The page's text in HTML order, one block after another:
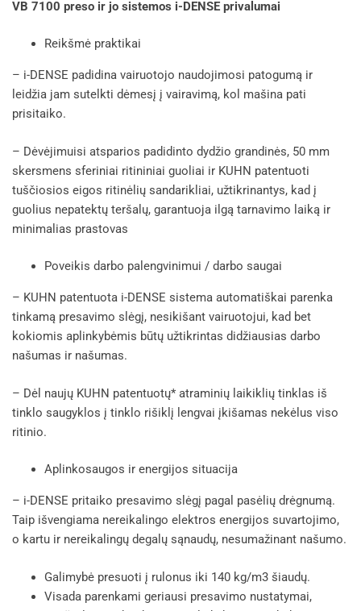
VB 7100 preso ir jo sistemos i-DENSE privalumai
Reikšmė praktikai
– i-DENSE padidina vairuotojo naudojimosi patogumą ir
leidžia jam sutelkti dėmesį į vairavimą, kol mašina pati
prisitaiko.
– Dėvėjimuisi atsparios padidinto dydžio grandinės, 50 mm
skersmens sferiniai ritininiai guoliai ir KUHN patentuoti
tuščiosios eigos ritinėlių sandarikliai, užtikrinantys, kad į
guolius nepatektų teršalų, garantuoja ilgą tarnavimo laiką ir
minimalias prastovas
Poveikis darbo palengvinimui / darbo saugai
– KUHN patentuota i-DENSE sistema automatiškai parenka
tinkamą presavimo slėgį, nesikišant vairuotojui, kad bet
kokiomis aplinkybėmis būtų užtikrintas didžiausias darbo
našumas ir našumas.
– Dėl naujų KUHN patentuotų* atraminių laikiklių tinklas iš
tinklo saugyklos į tinklo rišiklį lengvai įkišamas nekėlus viso
ritinio.
Aplinkosaugos ir energijos situacija
– i-DENSE pritaiko presavimo slėgį pagal pasėlių drėgnumą.
Taip išvengiama nereikalingo elektros energijos suvartojimo,
o kartu ir nereikalingų degalų sąnaudų, nesumažinant našumo.
Galimybė presuoti į rulonus iki 140 kg/m3 šiaudų.
Visada parenkami geriausi presavimo nustatymai,